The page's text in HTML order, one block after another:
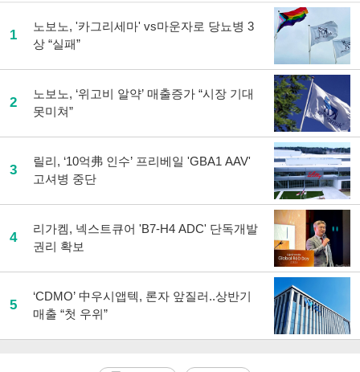
1
노보노, '카그리세마' vs마운자로 당뇨병 3
상 “실패”
2
노보노, ‘위고비 알약’ 매출증가 “시장 기대
못미쳐”
3
릴리, ‘10억弗 인수’ 프리베일 'GBA1 AAV'
고셔병 중단
4
리가켐, 넥스트큐어 'B7-H4 ADC' 단독개발
권리 확보
5
‘CDMO’ 中우시앱텍, 론자 앞질러..상반기
매출 “첫 우위”